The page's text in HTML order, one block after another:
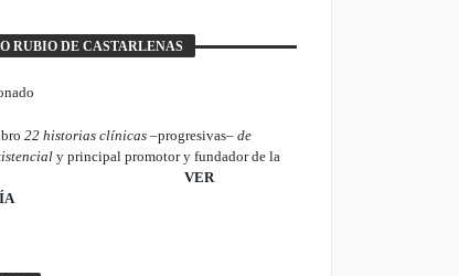
RUBIO DE CASTARLENAS
22 historias clínicas –progresivas– de
y principal promotor y fundador de la
VER